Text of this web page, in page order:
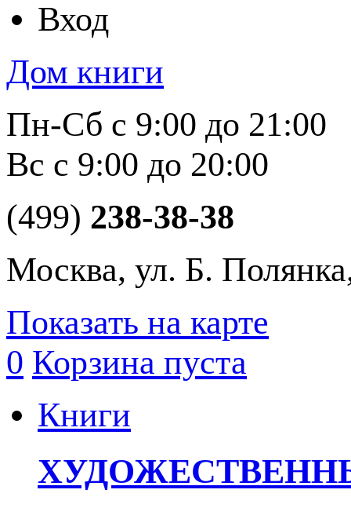
Вход
Дом книги
Пн-Сб с 9:00 до 21:00
Вс с 9:00 до 20:00
(499) 238-38-38
Москва, ул. Б.
Показать на карте
0 Корзина пуста
Книги